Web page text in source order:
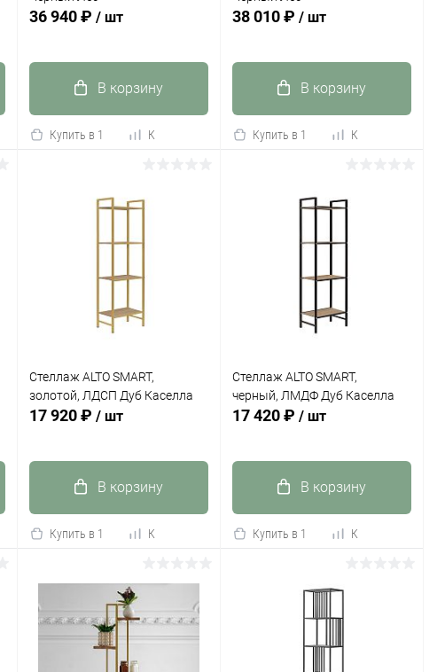
36 940 ₽ / шт
В корзину
Купить в 1
клик
К
сравнению
38 010 ₽ / шт
В корзину
Купить в 1
клик
К
сравнению
Стеллаж ALTO SMART,
золотой, ЛДСП Дуб Каселла
17 920 ₽ / шт
В корзину
Купить в 1
клик
К
сравнению
В избранное В наличии
Стеллаж ALTO SMART,
черный, ЛМДФ Дуб Каселла
17 420 ₽ / шт
В корзину
Купить в 1
клик
К
сравнению